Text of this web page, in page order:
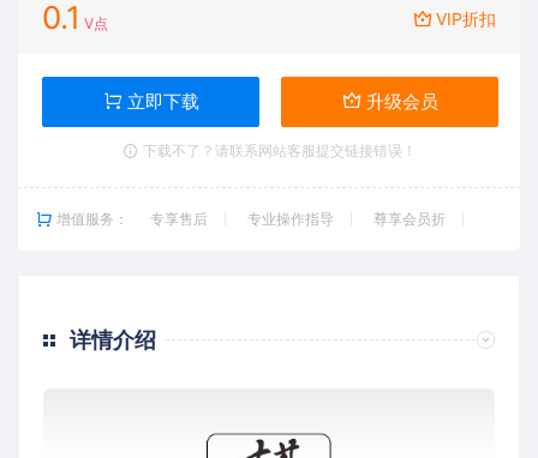
0.1 V点 VIP折扣
立即下载 升级会员
下载不了？请联系网站客服提交链接错误！
增值服务： 专享售后 专业操作指导 尊享会员折
详情介绍